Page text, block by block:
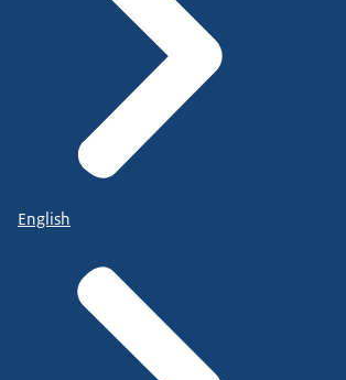
English